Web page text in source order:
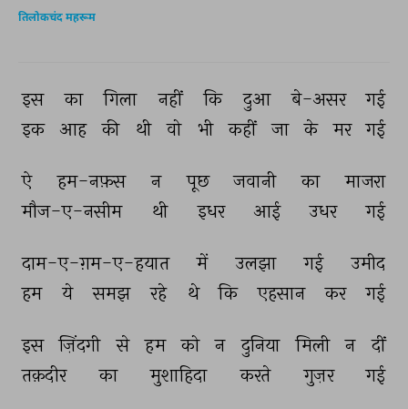
तिलोकचंद महरूम
इस का गिला नहीं कि दुआ बे-असर
गई
इक
आह की थी वो भी कहीं जा के मर गई
ऐ हम-नफ़स न पूछ जवानी का
माजरा
मौज-ए-नसीम
थी इधर आई उधर गई
दाम-ए-ग़म-ए-हयात में उलझा गई उमीद
हम ये समझ रहे थे कि एहसान कर गई
इस ज़िंदगी से हम को न दुनिया मिली न दीं
तक़दीर का मुशाहिदा करते गुज़र गई